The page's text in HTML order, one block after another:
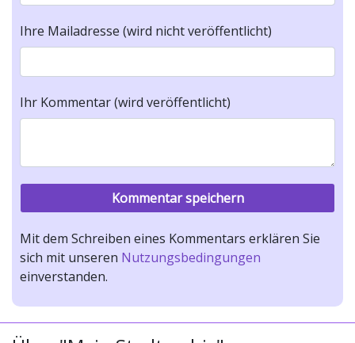
Ihre Mailadresse (wird nicht veröffentlicht)
Ihr Kommentar (wird veröffentlicht)
Mit dem Schreiben eines Kommentars erklären Sie
sich mit unseren Nutzungsbedingungen
einverstanden.